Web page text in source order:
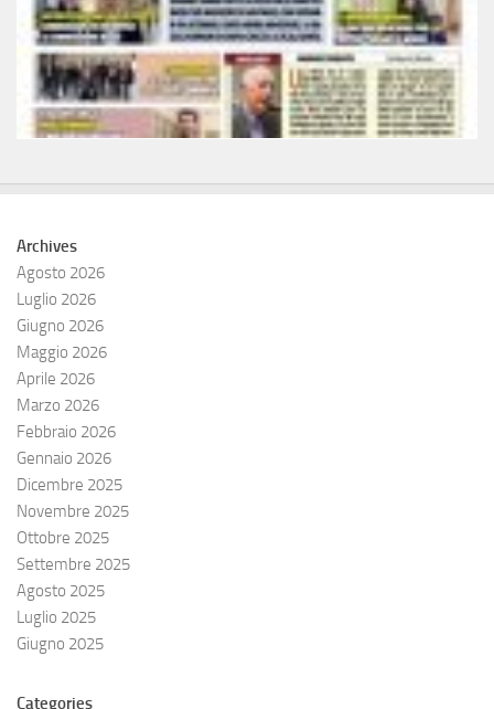
Archives
Agosto 2026
Luglio 2026
Giugno 2026
Maggio 2026
Aprile 2026
Marzo 2026
Febbraio 2026
Gennaio 2026
Dicembre 2025
Novembre 2025
Ottobre 2025
Settembre 2025
Agosto 2025
Luglio 2025
Giugno 2025
Categories